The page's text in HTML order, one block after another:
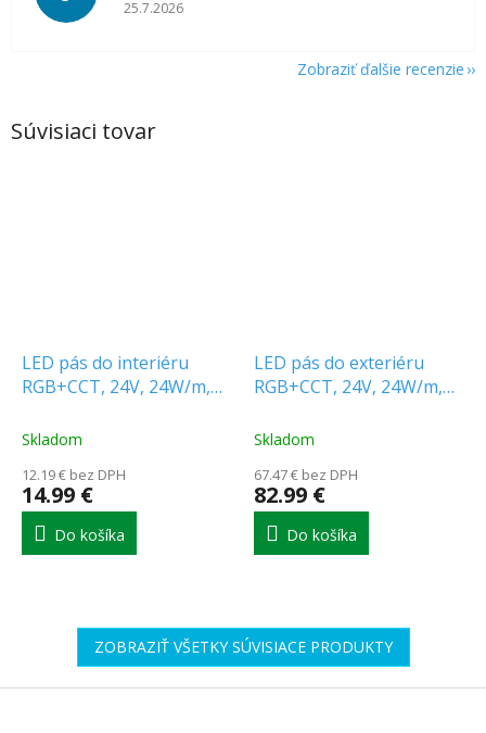
Súvisiaci tovar
LED pás do interiéru
RGB+CCT, 24V, 24W/m,
Skladom
12.19 € bez DPH
14.99 €
Do košíka
LED pás do exteriéru
RGB+CCT, 24V, 24W/m,
Skladom
67.47 € bez DPH
82.99 €
Do košíka
ZOBRAZIŤ VŠETKY SÚVISIACE PRODUKTY
25.7.2026
Zobraziť ďalšie recenzie
Z